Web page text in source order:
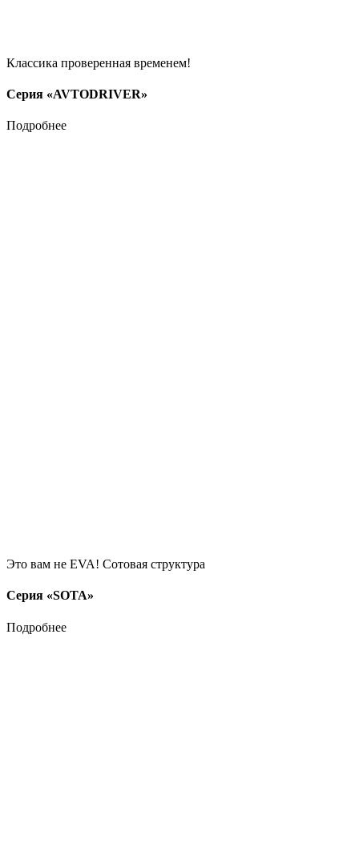
Классика проверенная временем!
Серия «AVTODRIVER»
Подробнее
Это вам не EVA! Сотовая структура
Серия «SOTA»
Подробнее